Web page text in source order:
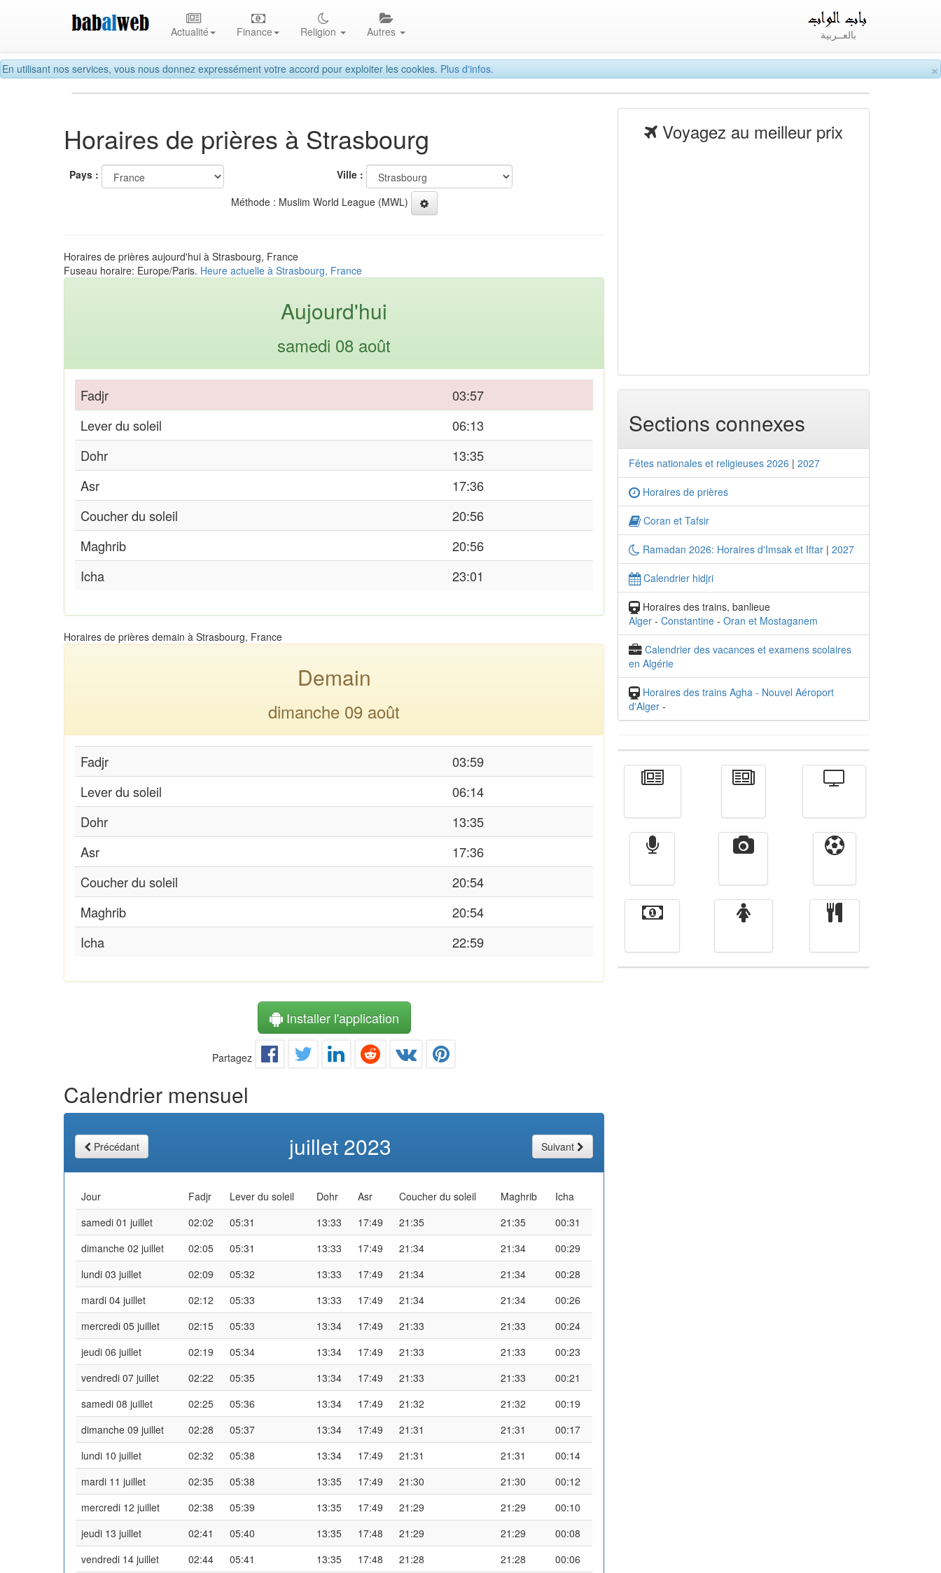
×
En utilisant nos services, vous nous donnez expressément votre accord pour exploiter les cookies. Plus d'infos.
Actualité Finance Religion Autres بالعــربية
Horaires de prières à Strasbourg
Pays :
Ville :
Méthode : Muslim World League (MWL)
Horaires de prières aujourd'hui à Strasbourg, France
Fuseau horaire: Europe/Paris. Heure actuelle à Strasbourg, France
Aujourd'hui
samedi 08 août
Fadjr
03:57
Lever du soleil
06:13
Dohr
13:35
Asr
17:36
Coucher du soleil
20:56
Maghrib
20:56
Icha
23:01
Horaires de prières demain à Strasbourg, France
Demain
dimanche 09 août
Fadjr
03:59
Lever du soleil
06:14
Dohr
13:35
Asr
17:36
Coucher du soleil
20:54
Maghrib
20:54
Icha
22:59
Installer l'application
Partagez
Calendrier mensuel
Précédant juillet 2023 Suivant
Jour Fadjr Lever du soleil Dohr Asr Coucher du soleil Maghrib
Icha
samedi 01 juillet
02:02 05:31 13:33 17:49 21:35 21:35
00:31
dimanche 02 juillet
02:05 05:31 13:33 17:49 21:34 21:34
00:29
lundi 03 juillet
02:09 05:32 13:33 17:49 21:34 21:34
00:28
mardi 04 juillet
02:12 05:33 13:33 17:49 21:34 21:34
00:26
mercredi 05 juillet
02:15 05:33 13:34 17:49 21:33 21:33
00:24
jeudi 06 juillet
02:19 05:34 13:34 17:49 21:33 21:33
00:23
vendredi 07 juillet
02:22 05:35 13:34 17:49 21:33 21:33
00:21
samedi 08 juillet
02:25 05:36 13:34 17:49 21:32 21:32
00:19
dimanche 09 juillet
02:28 05:37 13:34 17:49 21:31 21:31
00:17
lundi 10 juillet
02:32 05:38 13:34 17:49 21:31 21:31
00:14
mardi 11 juillet
02:35 05:38 13:35 17:49 21:30 21:30
00:12
mercredi 12 juillet
02:38 05:39 13:35 17:49 21:29 21:29
00:10
jeudi 13 juillet
02:41 05:40 13:35 17:48 21:29 21:29
00:08
vendredi 14 juillet
02:44 05:41 13:35 17:48 21:28 21:28
00:06
Voyagez au meilleur prix
Sections connexes
Fêtes nationales et religieuses 2026 | 2027
Horaires de prières
Coran et Tafsir
Ramadan 2026: Horaires d'Imsak et Iftar | 2027
Calendrier hidjri
Horaires des trains, banlieue
Alger - Constantine - Oran et Mostaganem
Calendrier des vacances et examens scolaires
en Algérie
Horaires des trains Agha - Nouvel Aéroport
d'Alger -